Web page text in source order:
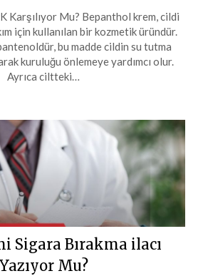
Karşılıyor Mu? Bepanthol krem, cildi
için kullanılan bir kozmetik üründür.
bu madde cildin su tutma
kuruluğu önlemeye yardımcı olur.
Ayrıca ciltteki…
Sigara Bırakma ilacı
Yazıyor Mu?